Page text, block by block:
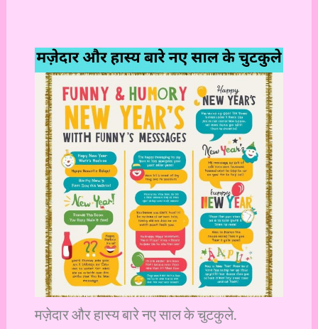
मज़ेदार और हास्य बारे नए साल के चुटकुले.